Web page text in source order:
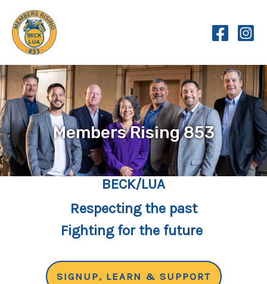
content
Members Rising 853
BECK/LUA
Respecting the past
Fighting for the future
SIGNUP, LEARN & SUPPORT